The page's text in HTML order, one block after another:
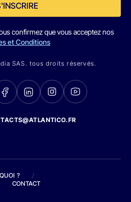
confirmez que vous acceptez nos
et Conditions
SAS. tous droits réservés.
?
/
CONTACT